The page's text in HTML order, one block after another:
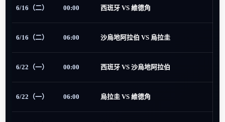
6/16（二） 00:00 西班牙 VS 維德角
6/16（二） 06:00 沙烏地阿拉伯 VS 烏拉圭
6/22（一） 00:00 西班牙 VS 沙烏地阿拉伯
6/22（一） 06:00 烏拉圭 VS 維德角